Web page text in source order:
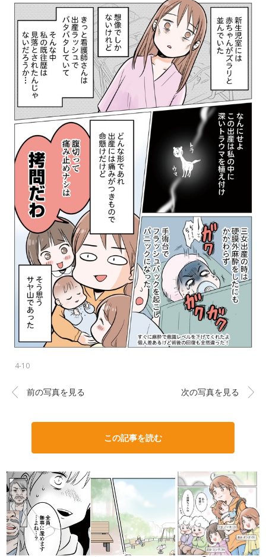
4-10
前の写真を見る 次の写真を見る
この記事を読む